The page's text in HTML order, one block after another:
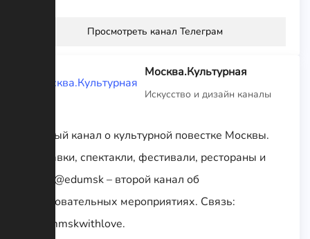
Просмотреть канал Телеграм
Москва.Культурная
Искусство и дизайн каналы
Главный канал о культурной повестке Москвы.
Выставки, спектакли, фестивали, рестораны и
кино. @edumsk – второй канал об
образовательных мероприятиях. Связь:
@frommskwithlove.